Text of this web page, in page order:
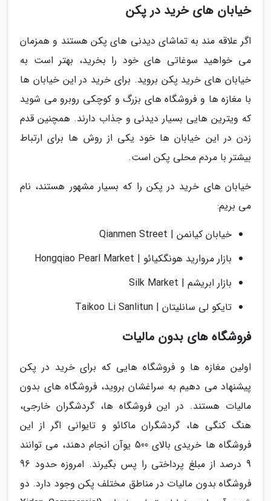
خیابان های خرید در پکن
اگر علاقه مند به تماشای دیدنی های پکن هستند و همزمان
می خواهید سوغاتی های خود را بخرید، بهتر است به
خیابان های خرید پکن بروید. برای خرید در این خیابان ها
با مغازه ها و فروشگاه های بزرگ و کوچکی روبرو می شوید
که ویترین هایی بسیار دیدنی و جذاب دارند. همچنین قدم
زدن در این خیابان ها خود یکی از روش ها برای ارتباط
بیشتر با مردم محلی پکن است.
خیابان های خرید در پکن را که بسیار مشهور هستند، نام
می بریم:
خیابان کیانمن | Qianmen Street
بازار مروارید هونگکیائو | Hongqiao Pearl Market
بازار ابریشم | Silk Market
تایکو لی سانلیتان | Taikoo Li Sanlitun
فروشگاه های بدون مالیات
اولین مغازه ها و فروشگاه هایی که برای خرید در پکن
پیشنهاد می دهیم به سراغشان بروید، فروشگاه های بدون
مالیات هستند. در این فروشگاه ها، گردشگران خارجی،
هنگ کنگی ها، گردشگران ماکائو و تایوانی اگر از این
فروشگاه ها خریدی بالای 500 یوآن انجام دهند، می توانند
9 درصد از مبلغ پرداختی را پس بگیرند. امروزه حدود 96
فروشگاه بدون مالیات در مناطق مختلف پکن وجود دارد. دو